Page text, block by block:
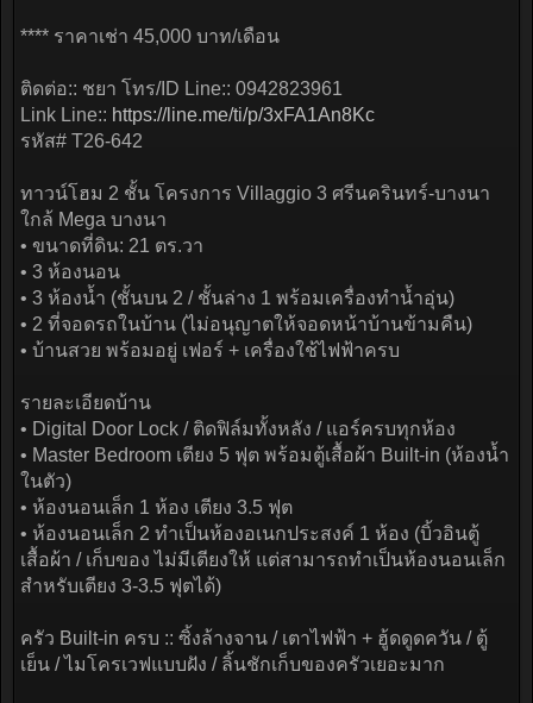
**** ราคาเช่า 45,000 บาท/เดือน
ติดต่อ:: ชยา โทร/ID Line:: 0942823961
Link Line:: https://line.me/ti/p/3xFA1An8Kc
รหัส# T26-642
ทาวน์โฮม 2 ชั้น โครงการ Villaggio 3 ศรีนครินทร์-บางนา
ใกล้ Mega บางนา
• ขนาดที่ดิน: 21 ตร.วา
• 3 ห้องนอน
• 3 ห้องน้ำ (ชั้นบน 2 / ชั้นล่าง 1 พร้อมเครื่องทำน้ำอุ่น)
• 2 ที่จอดรถในบ้าน (ไม่อนุญาตให้จอดหน้าบ้านข้ามคืน)
• บ้านสวย พร้อมอยู่ เฟอร์ + เครื่องใช้ไฟฟ้าครบ
รายละเอียดบ้าน
• Digital Door Lock / ติดฟิล์มทั้งหลัง / แอร์ครบทุกห้อง
• Master Bedroom เตียง 5 ฟุต พร้อมตู้เสื้อผ้า Built-in (ห้องน้ำ
ในตัว)
• ห้องนอนเล็ก 1 ห้อง เตียง 3.5 ฟุต
• ห้องนอนเล็ก 2 ทำเป็นห้องอเนกประสงค์ 1 ห้อง (บิ้วอินตู้
เสื้อผ้า / เก็บของ ไม่มีเตียงให้ แต่สามารถทำเป็นห้องนอนเล็ก
สำหรับเตียง 3-3.5 ฟุตได้)
ครัว Built-in ครบ :: ซิ้งล้างจาน / เตาไฟฟ้า + ฮู้ดดูดควัน / ตู้
เย็น / ไมโครเวฟแบบฝัง / ลิ้นชักเก็บของครัวเยอะมาก